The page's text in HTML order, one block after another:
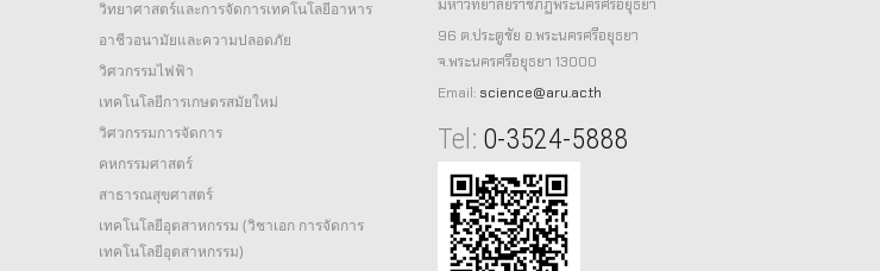
วิทยาศาสตร์และการจัดการเทคโนโลยีอาหาร
อาชีวอนามัยและความปลอดภัย
วิศวกรรมไฟฟ้า
เทคโนโลยีการเกษตรสมัยใหม่
วิศวกรรมการจัดการ
คหกรรมศาสตร์
สาธารณสุขศาสตร์
เทคโนโลยีอุตสาหกรรม (วิชาเอก การจัดการ
เทคโนโลยีอุตสาหกรรม)
มหาวิทยาลัยราชภัฏพระนครศรีอยุธยา
96 ต.ประตูชัย อ.พระนครศรีอยุธยา
จ.พระนครศรีอยุธยา 13000
Email: science@aru.ac.th
Tel: 0-3524-5888